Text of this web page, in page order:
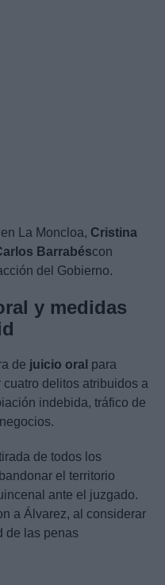
La Moncloa, Cristina
Barrabéscon
del Gobierno.
y medidas
de juicio oral para
delitos atribuidos a
indebida, tráfico de
de todos los
el territorio
ante el juzgado.
a Álvarez, al considerar
de las penas